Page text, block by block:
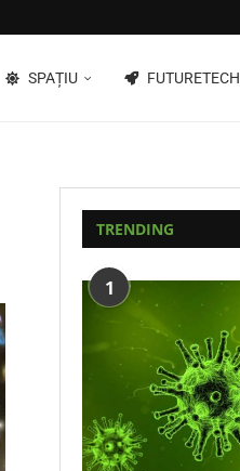
SPAȚIU FUTURETECH
TRENDING
1